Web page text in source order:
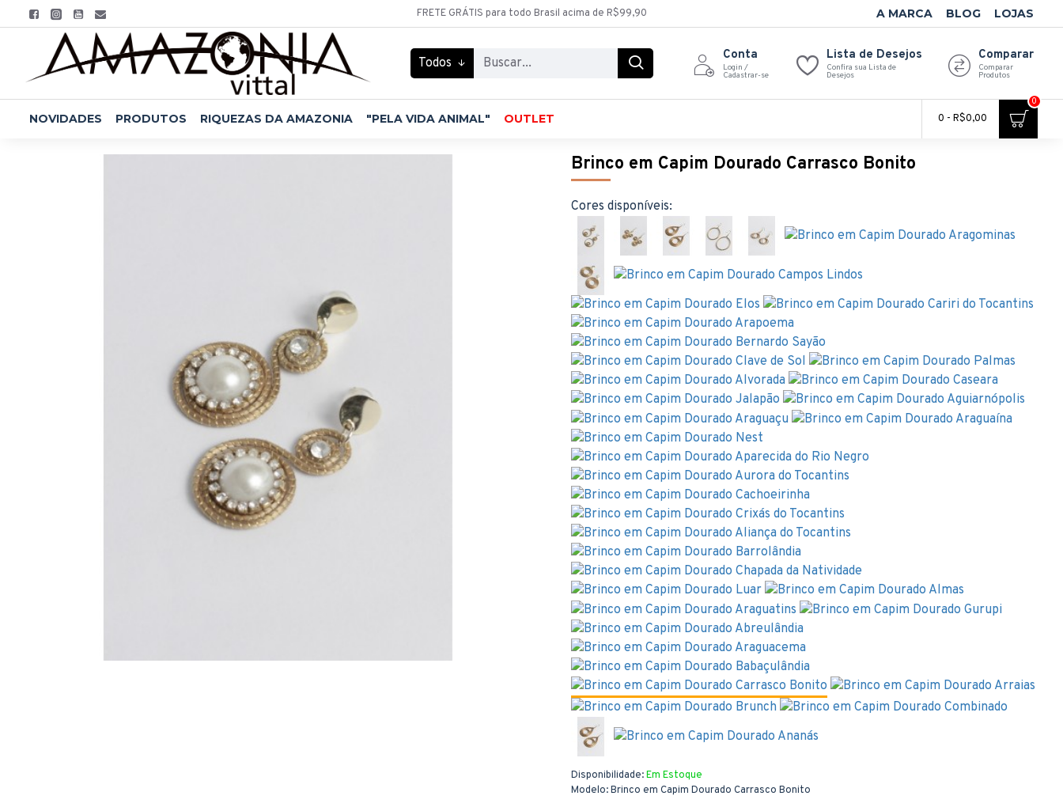
FRETE GRÁTIS para todo Brasil acima de R$99,90 A MARCA BLOG LOJAS
Todos
Conta
Login /
Cadastrar-se
Lista de Desejos
Confira sua Lista de
Desejos
Comparar
Comparar
Produtos
NOVIDADES PRODUTOS RIQUEZAS DA AMAZONIA "PELA VIDA ANIMAL" OUTLET 0 - R$0,00
0
Brinco em Capim Dourado Carrasco Bonito
Disponibilidade:Em Estoque
Modelo:Brinco em Capim Dourado Carrasco Bonito
Cores disponíveis: